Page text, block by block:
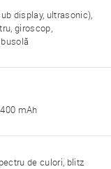
display, ultrasonic),
giroscop,
mAh
de culori, blitz